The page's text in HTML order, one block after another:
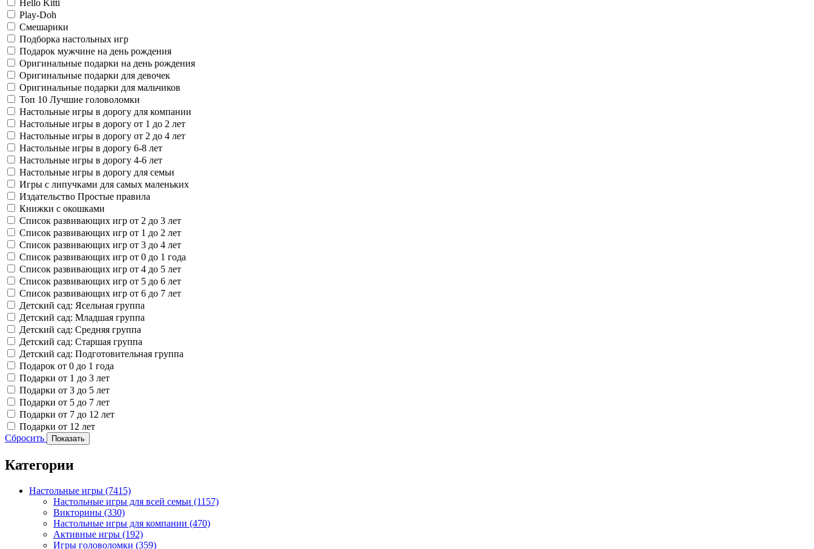
Hello Kitti
Play-Doh
Смешарики
Подборка настольных игр
Подарок мужчине на день рождения
Оригинальные подарки на день рождения
Оригинальные подарки для девочек
Оригинальные подарки для мальчиков
Топ 10 Лучшие головоломки
Настольные игры в дорогу для компании
Настольные игры в дорогу от 1 до 2 лет
Настольные игры в дорогу от 2 до 4 лет
Настольные игры в дорогу 6-8 лет
Настольные игры в дорогу 4-6 лет
Настольные игры в дорогу для семьи
Игры с липучками для самых маленьких
Издательство Простые правила
Книжки с окошками
Список развивающих игр от 2 до 3 лет
Список развивающих игр от 1 до 2 лет
Список развивающих игр от 3 до 4 лет
Список развивающих игр от 0 до 1 года
Список развивающих игр от 4 до 5 лет
Список развивающих игр от 5 до 6 лет
Список развивающих игр от 6 до 7 лет
Детский сад: Ясельная группа
Детский сад: Младшая группа
Детский сад: Средняя группа
Детский сад: Старшая группа
Детский сад: Подготовительная группа
Подарок от 0 до 1 года
Подарки от 1 до 3 лет
Подарки от 3 до 5 лет
Подарки от 5 до 7 лет
Подарки от 7 до 12 лет
Подарки от 12 лет
Сбросить
Показать
Категории
Настольные игры (7415)
Настольные игры для всей семьи (1157)
Викторины (330)
Настольные игры для компании (470)
Активные игры (192)
Игры головоломки (359)